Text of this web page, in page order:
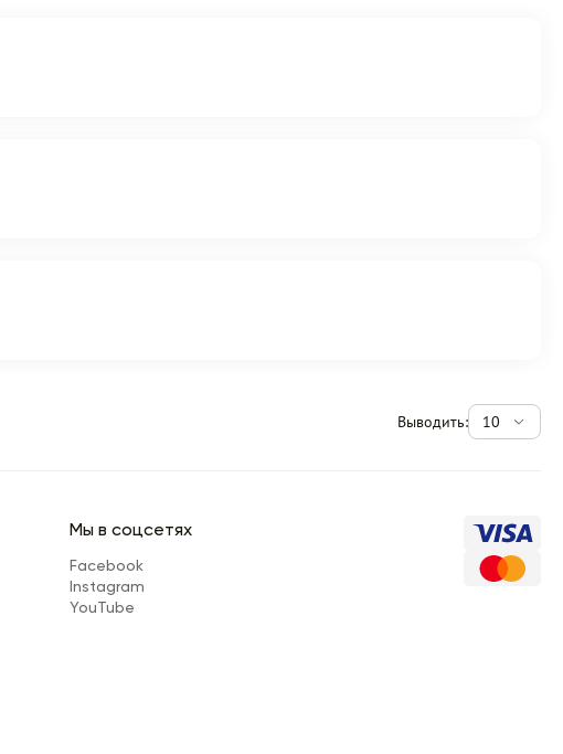
Выводить: 10
Мы в соцсетях
Facebook
Instagram
YouTube